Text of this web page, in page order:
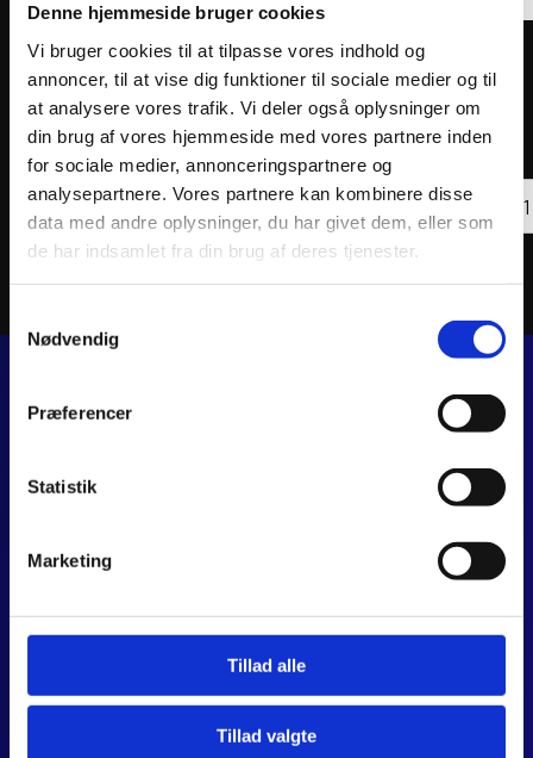
Denne hjemmeside bruger cookies
Vi bruger cookies til at tilpasse vores indhold og
annoncer, til at vise dig funktioner til sociale medier og til
at analysere vores trafik. Vi deler også oplysninger om
din brug af vores hjemmeside med vores partnere inden
for sociale medier, annonceringspartnere og
analysepartnere. Vores partnere kan kombinere disse
data med andre oplysninger, du har givet dem, eller som
de har indsamlet fra din brug af deres tjenester.
Nødvendig
Præferencer
Statistik
Marketing
Tillad alle
Tillad valgte
AKRAPOVIC CLAMP MUFFLER CARBON
447kr.
inkl. moms
AKRAPOVIC
CLAMP
MUFFLER
CARBON
antal
Tilføj til kurv
inkl.
RACE
JJ MOTORCYKLER
8960 Randers SØ
webshop@jjmotorcykler.dk
Anmeld os på Trustpilot
ÅBNINGSTIDER
BUTIKKEN
Mandag: 10:00 - 16:00